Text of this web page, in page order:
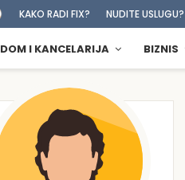
KAKO RADI FIX? NUDITE USLUGU?
DOM I KANCELARIJA BIZNIS